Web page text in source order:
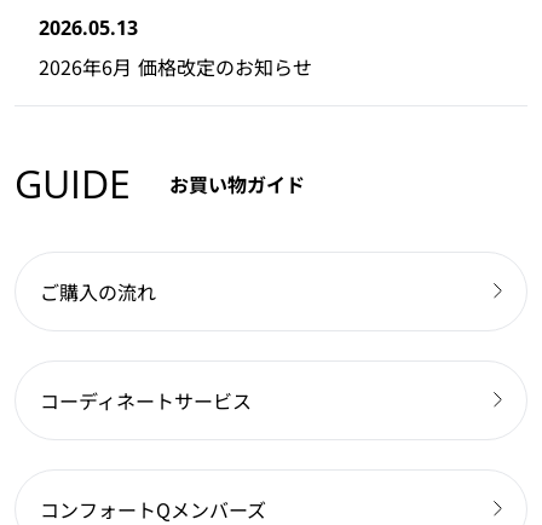
2026.05.13
2026年6月 価格改定のお知らせ
GUIDE お買い物ガイド
ご購入の流れ
コーディネートサービス
コンフォートQメンバーズ